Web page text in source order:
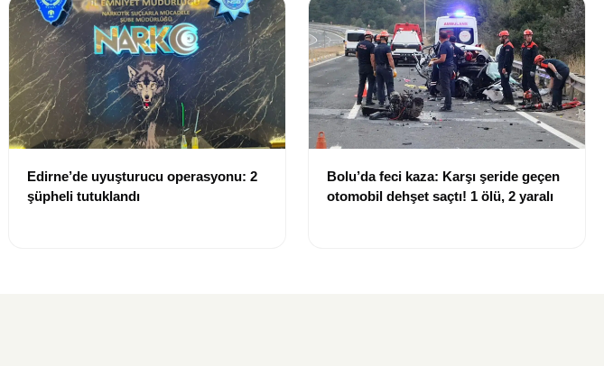
Edirne’de uyuşturucu operasyonu: 2
şüpheli tutuklandı
Bolu’da feci kaza: Karşı şeride geçen
otomobil dehşet saçtı! 1 ölü, 2 yaralı